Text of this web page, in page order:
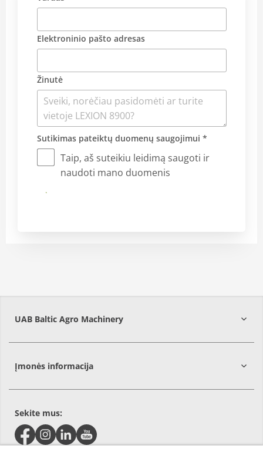
Elektroninio pašto adresas
Žinutė
Sutikimas pateiktų duomenų saugojimui *
Taip, aš suteikiu leidimą saugoti ir
naudoti mano duomenis
Siųsti
UAB Baltic Agro Machinery
Vilniaus r.
Įmonės informacija
Sekite mus: